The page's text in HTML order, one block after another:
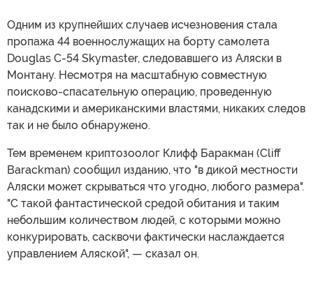
Одним из крупнейших случаев исчезновения стала
пропажа 44 военнослужащих на борту самолета
Douglas C-54 Skymaster, следовавшего из Аляски в
Монтану. Несмотря на масштабную совместную
поисково-спасательную операцию, проведенную
канадскими и американскими властями, никаких следов
так и не было обнаружено.
Тем временем криптозоолог Клифф Баракман (Cliff
Barackman) сообщил изданию, что "в дикой местности
Аляски может скрываться что угодно, любого размера".
"С такой фантастической средой обитания и таким
небольшим количеством людей, с которыми можно
конкурировать, сасквочи фактически наслаждается
управлением Аляской", — сказал он.